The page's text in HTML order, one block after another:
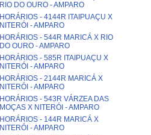
RIO DO OURO - AMPARO
HORÁRIOS - 4144R ITAIPUAÇU X
NITERÓI - AMPARO
HORÁRIOS - 544R MARICÁ X RIO
DO OURO - AMPARO
HORÁRIOS - 585R ITAIPUAÇU X
NITERÓI - AMPARO
HORÁRIOS - 2144R MARICÁ X
NITERÓI - AMPARO
HORÁRIOS - 543R VÁRZEA DAS
MOÇAS X NITERÓI - AMPARO
HORÁRIOS - 144R MARICÁ X
NITERÓI - AMPARO